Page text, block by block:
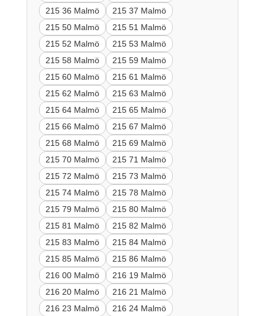
215 36 Malmö
215 37 Malmö
215 50 Malmö
215 51 Malmö
215 52 Malmö
215 53 Malmö
215 58 Malmö
215 59 Malmö
215 60 Malmö
215 61 Malmö
215 62 Malmö
215 63 Malmö
215 64 Malmö
215 65 Malmö
215 66 Malmö
215 67 Malmö
215 68 Malmö
215 69 Malmö
215 70 Malmö
215 71 Malmö
215 72 Malmö
215 73 Malmö
215 74 Malmö
215 78 Malmö
215 79 Malmö
215 80 Malmö
215 81 Malmö
215 82 Malmö
215 83 Malmö
215 84 Malmö
215 85 Malmö
215 86 Malmö
216 00 Malmö
216 19 Malmö
216 20 Malmö
216 21 Malmö
216 23 Malmö
216 24 Malmö